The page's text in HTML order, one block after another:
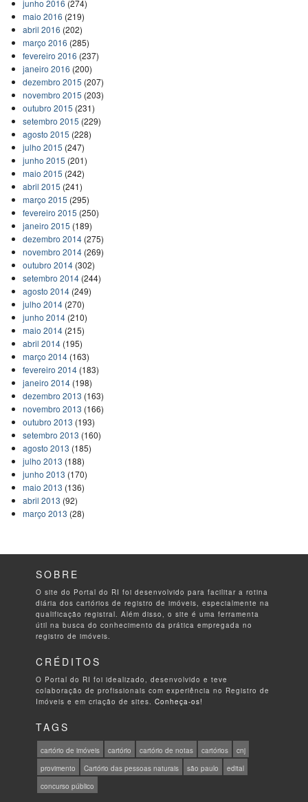
junho 2016 (274)
maio 2016 (219)
abril 2016 (202)
março 2016 (285)
fevereiro 2016 (237)
janeiro 2016 (200)
dezembro 2015 (207)
novembro 2015 (203)
outubro 2015 (231)
setembro 2015 (229)
agosto 2015 (228)
julho 2015 (247)
junho 2015 (201)
maio 2015 (242)
abril 2015 (241)
março 2015 (295)
fevereiro 2015 (250)
janeiro 2015 (189)
dezembro 2014(275)
novembro 2014(269)
outubro 2014(302)
setembro 2014(244)
agosto 2014(249)
julho 2014(270)
junho 2014(210)
maio 2014(215)
abril 2014(195)
março 2014(163)
fevereiro 2014(183)
janeiro 2014(198)
dezembro 2013 (163)
novembro 2013 (166)
outubro 2013 (193)
setembro 2013 (160)
agosto 2013 (185)
julho 2013 (188)
junho 2013 (170)
maio 2013 (136)
abril 2013 (92)
março 2013 (28)
SOBRE
O site do Portal do RI foi desenvolvido para facilitar a rotina
diária dos cartórios de registro de imóveis, especialmente na
qualificação registral. Além disso, o site é uma ferramenta
útil na busca do conhecimento da prática empregada no
registro de imóveis.
CRÉDITOS
O Portal do RI foi idealizado, desenvolvido e teve
colaboração de profissionais com experiência no Registro de
Imóveis e em criação de sites.Conheça-os!
TAGS
cartório de imóveis cartório cartório de notas cartórios
cnj
provimento
Cartório das pessoas naturais são paulo
edital
concurso público